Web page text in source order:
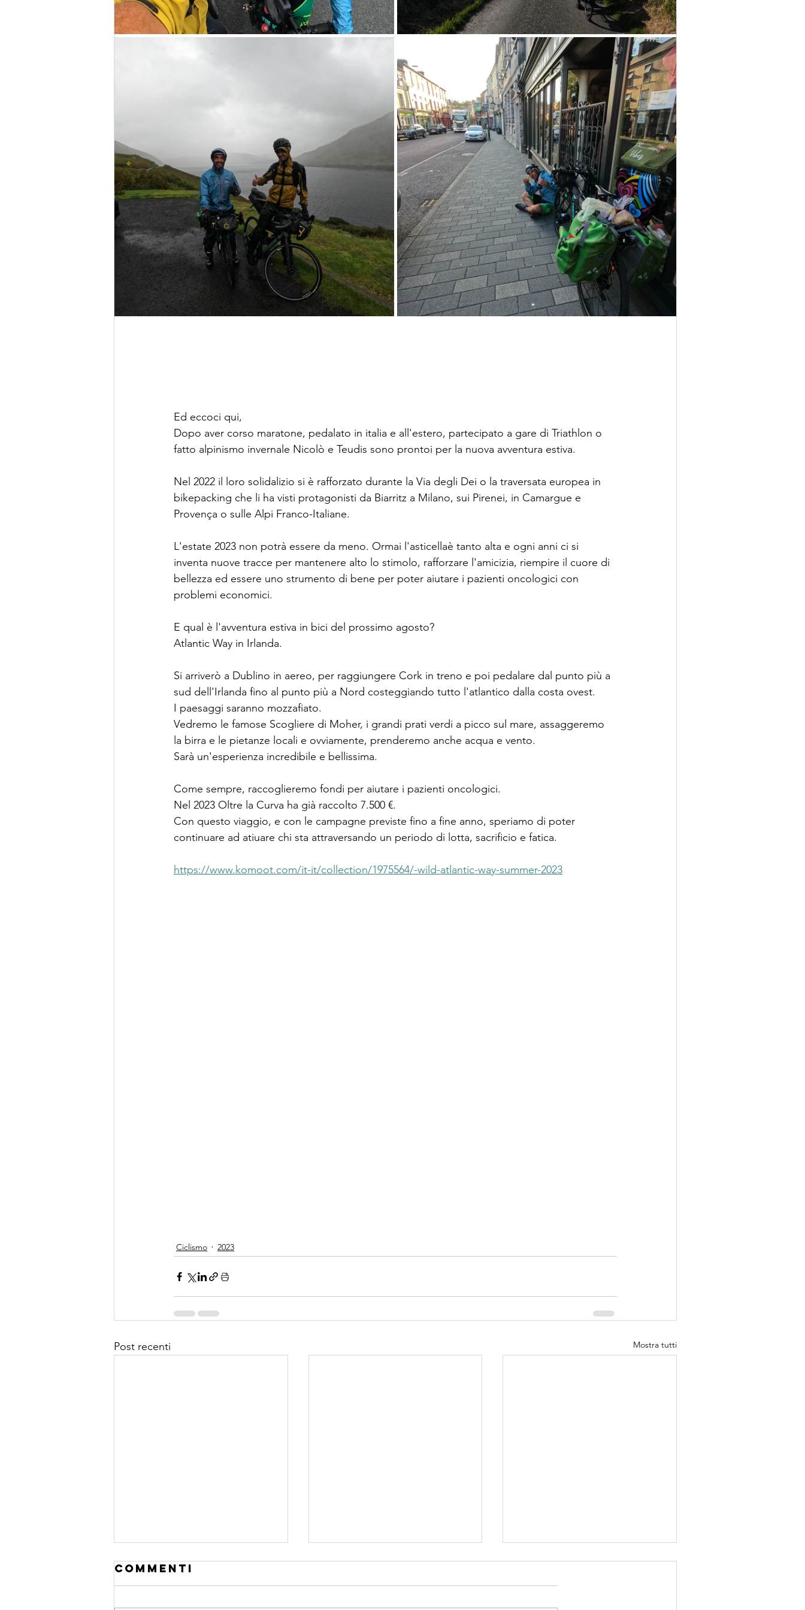
Ed eccoci qui,
Dopo aver corso maratone, pedalato in italia e all'estero, partecipato a gare di Triathlon o
fatto alpinismo invernale Nicolò e Teudis sono prontoi per la nuova avventura estiva.
Nel 2022 il loro solidalizio si è rafforzato durante la Via degli Dei o la traversata europea in
bikepacking che li ha visti protagonisti da Biarritz a Milano, sui Pirenei, in Camargue e
Provença o sulle Alpi Franco-Italiane.
L'estate 2023 non potrà essere da meno. Ormai l'asticellaè tanto alta e ogni anni ci si
inventa nuove tracce per mantenere alto lo stimolo, rafforzare l'amicizia, riempire il cuore di
bellezza ed essere uno strumento di bene per poter aiutare i pazienti oncologici con
problemi economici.
E qual è l'avventura estiva in bici del prossimo agosto?
Atlantic Way in Irlanda.
Si arriverò a Dublino in aereo, per raggiungere Cork in treno e poi pedalare dal punto più a
sud dell'Irlanda fino al punto più a Nord costeggiando tutto l'atlantico dalla costa ovest.
I paesaggi saranno mozzafiato.
Vedremo le famose Scogliere di Moher, i grandi prati verdi a picco sul mare, assaggeremo
la birra e le pietanze locali e ovviamente, prenderemo anche acqua e vento.
Sarà un'esperienza incredibile e bellissima.
Come sempre, raccoglieremo fondi per aiutare i pazienti oncologici.
Nel 2023 Oltre la Curva ha già raccolto 7.500 €.
Con questo viaggio, e con le campagne previste fino a fine anno, speriamo di poter
continuare ad atiuare chi sta attraversando un periodo di lotta, sacrificio e fatica.
https://www.komoot.com/it-it/collection/1975564/-wild-atlantic-way-summer-2023
Ciclismo 2023
Post recenti Mostra tutti
Commenti